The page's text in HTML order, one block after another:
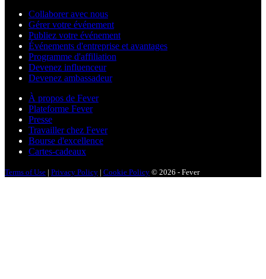
Collaborer avec nous
Gérer votre événement
Publiez votre événement
Événements d'entreprise et avantages
Programme d'affiliation
Devenez influenceur
Devenez ambassadeur
À propos de Fever
Plateforme Fever
Presse
Travailler chez Fever
Bourse d'excellence
Cartes-cadeaux
Terms of Use | Privacy Policy | Cookie Policy © 2026 - Fever